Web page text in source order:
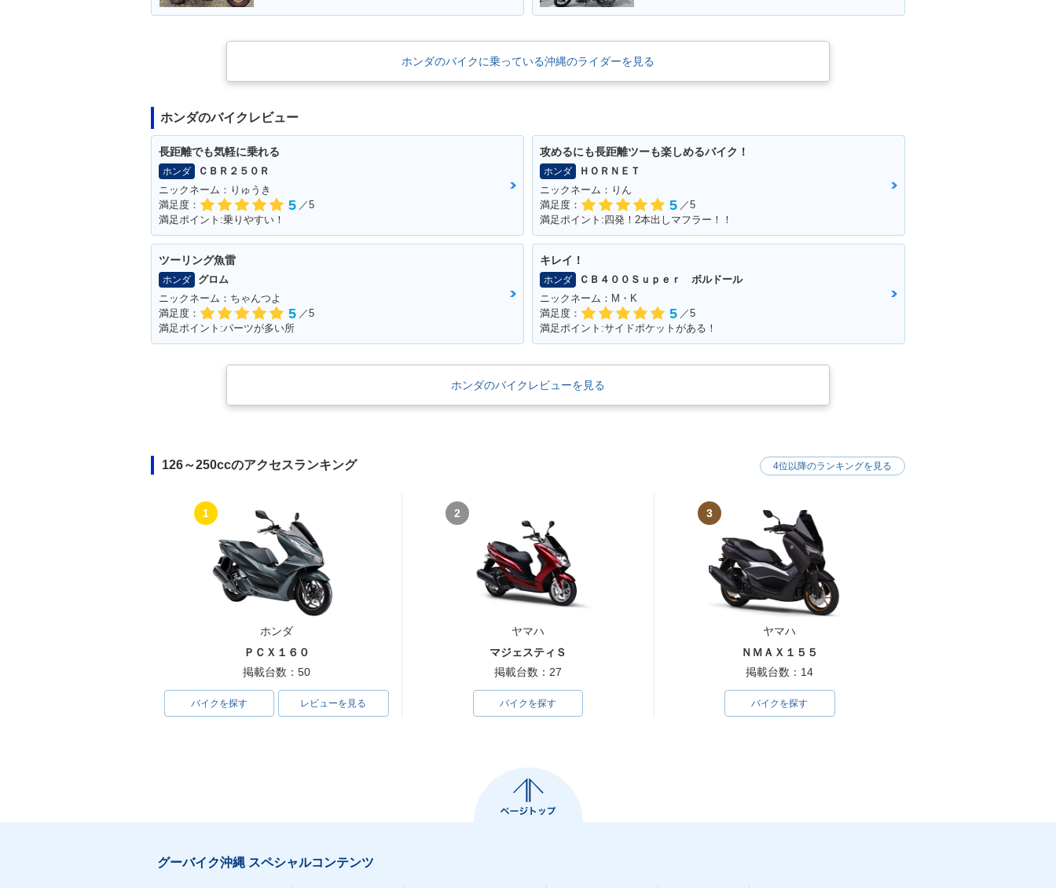
ホンダのバイクに乗っている沖縄のライダーを見る
ホンダのバイクレビュー
長距離でも気軽に乗れる
ホンダ
ＣＢＲ２５０Ｒ
ニックネーム：りゅうき
満足度：
5 ／5
満足ポイント:乗りやすい！
攻めるにも長距離ツーも楽しめるバイク！
ホンダ
ＨＯＲＮＥＴ
ニックネーム：りん
満足度：
5 ／5
満足ポイント:四発！2本出しマフラー！！
ツーリング魚雷
ホンダ
グロム
ニックネーム：ちゃんつよ
満足度：
5 ／5
満足ポイント:パーツが多い所
キレイ！
ホンダ
ＣＢ４００Ｓｕｐｅｒ ボルドール
ニックネーム：M・K
満足度：
5 ／5
満足ポイント:サイドポケットがある！
ホンダのバイクレビューを見る
126～250ccのアクセスランキング
1
ホンダ
ＰＣＸ１６０
掲載台数：50
バイクを探す レビューを見る
2
ヤマハ
マジェスティＳ
掲載台数：27
バイクを探す
3
ヤマハ
ＮＭＡＸ１５５
掲載台数：14
バイクを探す
4位以降のランキングを見る
グーバイク沖縄 スペシャルコンテンツ